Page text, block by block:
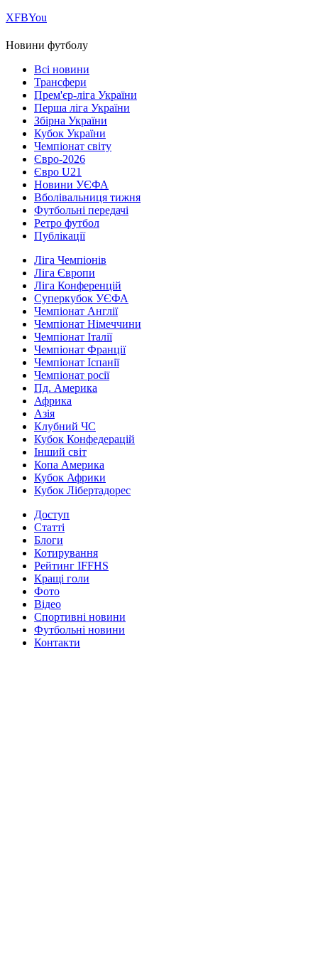
ХFBYou
Новини футболу
Всі новини
Трансфери
Прем'єр-ліга України
Перша ліга України
Збірна України
Кубок України
Чемпіонат світу
Євро-2026
Євро U21
Новини УЄФА
Вболівальниця тижня
Футбольні передачі
Ретро футбол
Публікації
Ліга Чемпіонів
Ліга Європи
Ліга Конференцій
Суперкубок УЄФА
Чемпіонат Англії
Чемпіонат Німеччини
Чемпіонат Італії
Чемпіонат Франції
Чемпіонат Іспанії
Чемпіонат росії
Пд. Америка
Африка
Азія
Клубний ЧС
Кубок Конфедерацій
Інший світ
Копа Америка
Кубок Африки
Кубок Лібертадорес
Доступ
Статті
Блоги
Котирування
Рейтинг IFFHS
Кращі голи
Фото
Відео
Спортивні новини
Футбольні новини
Контакти